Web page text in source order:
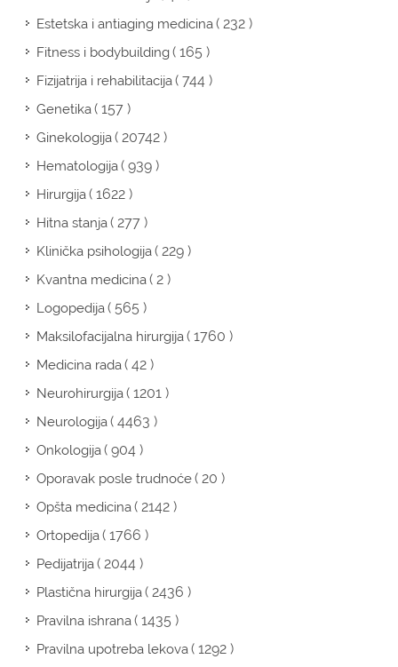
Estetska i antiaging medicina( 232 )
Fitness i bodybuilding( 165 )
Fizijatrija i rehabilitacija( 744 )
Genetika( 157 )
Ginekologija( 20742 )
Hematologija( 939 )
Hirurgija( 1622 )
Hitna stanja( 277 )
Klinička psihologija( 229 )
Kvantna medicina( 2 )
Logopedija( 565 )
Maksilofacijalna hirurgija( 1760 )
Medicina rada( 42 )
Neurohirurgija( 1201 )
Neurologija( 4463 )
Onkologija( 904 )
Oporavak posle trudnoće( 20 )
Opšta medicina( 2142 )
Ortopedija( 1766 )
Pedijatrija( 2044 )
Plastična hirurgija( 2436 )
Pravilna ishrana( 1435 )
Pravilna upotreba lekova( 1292 )